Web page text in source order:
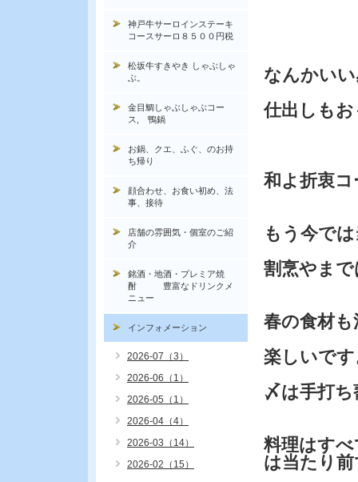
なんかい
仕出しも
和よ折衷
もう今で
割烹やま
春の食材も
楽しいで
〆は手打
料理はす
は当たり
神戸牛サーロインステーキ
コースサーロ８５００円税
松坂牛すきやき しゃぶしゃ
ぶ。
金目鯛しゃぶしゃぶコー
ス, 鴨鍋
お鍋、クエ、ふぐ、のお持
ち帰り
顔合わせ、お食い初め、法
事、接待
店舗の雰囲気・個室のご紹
介
銘酒・地酒・プレミア焼
酎 豊富なドリンクメ
ニュー
インフォメーション
2026-07（3）
2026-06（1）
2026-05（1）
2026-04（4）
2026-03（14）
2026-02（15）